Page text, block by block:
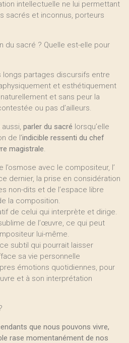
intellectuelle ne lui permettant
sacrés et inconnus, porteurs
du sacré ? Quelle est-elle pour
longs partages discursifs entre
et esthétiquement
et sans peur la
ou pas d’ailleurs.
parler du sacré lorsqu’elle
de l’indicible ressenti du chef
magistrale.
avec le compositeur, l’
dernier, la prise en considération
non-dits et de l’espace libre
la composition.
de celui qui interprète et dirige.
de l’œuvre, ce qui peut
lui-même.
subtil qui pourrait laisser
sa vie personnelle
émotions quotidiennes, pour
et à son interprétation
que nous pouvons vivre,
rase momentanément de nos